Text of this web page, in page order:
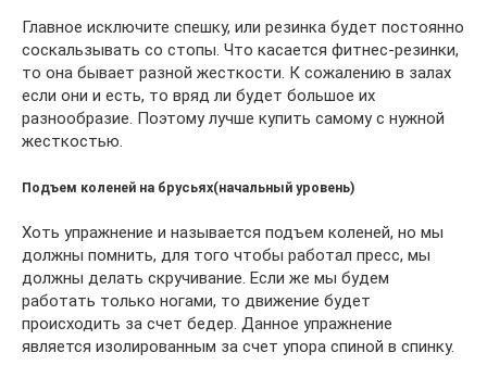
Главное исключите спешку, или резинка будет постоянно
соскальзывать со стопы. Что касается фитнес-резинки,
то она бывает разной жесткости. К сожалению в залах
если они и есть, то вряд ли будет большое их
разнообразие. Поэтому лучше купить самому с нужной
жесткостью.
Подъем коленей на брусьях(начальный уровень)
Хоть упражнение и называется подъем коленей, но мы
должны помнить, для того чтобы работал пресс, мы
должны делать скручивание. Если же мы будем
работать только ногами, то движение будет
происходить за счет бедер. Данное упражнение
является изолированным за счет упора спиной в спинку.